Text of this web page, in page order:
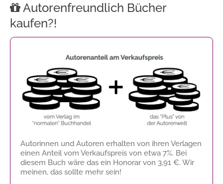
Autorenfreundlich Bücher
kaufen?!
Autorinnen und Autoren erhalten von ihren Verlagen
einen Anteil vom Verkaufspreis von etwa 7%. Bei
diesem Buch wäre das ein Honorar von 3,91 €. Wir
meinen, das sollte mehr sein!